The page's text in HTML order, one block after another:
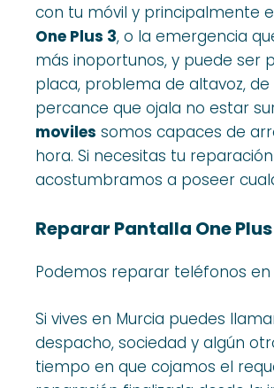
con tu móvil y principalmente
One Plus 3, o la emergencia
más inoportunos, y puede ser
placa, problema de altavoz,
percance que ojala no estar
moviles somos capaces de
hora. Si necesitas tu
acostumbramos a poseer
Reparar Pantalla One
Podemos reparar teléfonos
Si vives en Murcia puedes
despacho, sociedad y algún
tiempo en que cojamos el